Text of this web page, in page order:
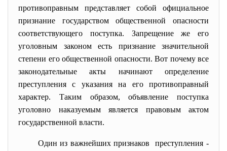
противоправным представляет собой официальное
признание государством общественной опасности
соответствующего поступка. Запрещение же его
уголовным законом есть признание значительной
степени его общественной опасности. Вот почему все
законодательные акты начинают определение
преступления с указания на его противоправный
характер. Таким образом, объявление поступка
уголовно наказуемым является правовым актом
государственной власти.
Один из важнейших признаков преступления -